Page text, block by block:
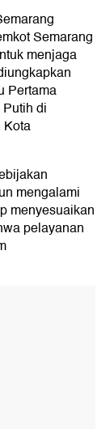
Semarang
menjaga
Pertama
di
Kota
mengalami
menyesuaikan
pelayanan